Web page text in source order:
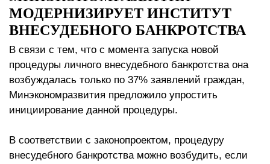
МОДЕРНИЗИРУЕТ ИНСТИТУТ
ВНЕСУДЕБНОГО БАНКРОТСТВА
В связи с тем, что с момента запуска новой
процедуры личного внесудебного банкротства она
возбуждалась только по 37% заявлений граждан,
Минэкономразвития предложило упростить
инициирование данной процедуры.
В соответствии с законопроектом, процедуру
внесудебного банкротства можно возбудить, если